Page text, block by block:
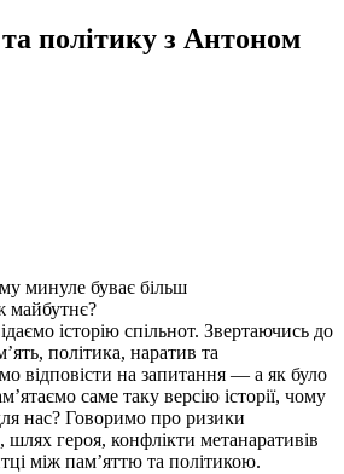
політику з Антоном
минуле буває більш
майбутнє?
історію спільнот. Звертаючись до
політика, наратив та
відповісти на запитання — а як було
саме таку версію історії, чому
нас? Говоримо про ризики
шлях героя, конфлікти метанаративів
між памʼяттю та політикою.